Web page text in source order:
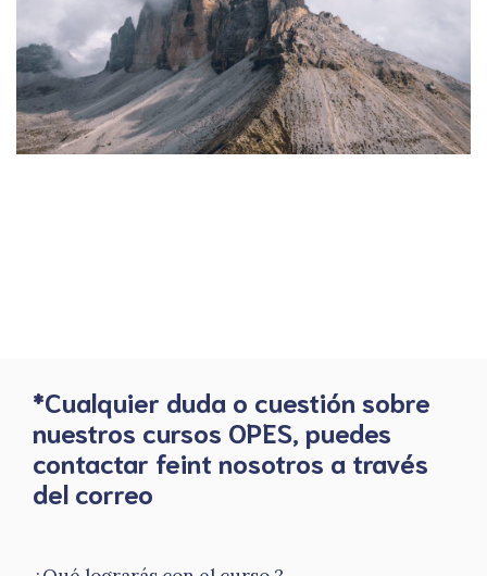
*Cualquier duda o cuestión sobre
nuestros cursos OPES, puedes
contactar feint nosotros a través
del correo